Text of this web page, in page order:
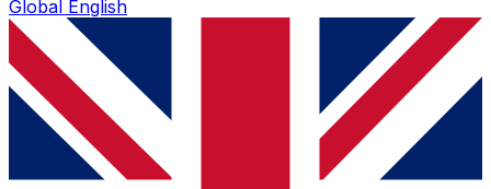
Global English